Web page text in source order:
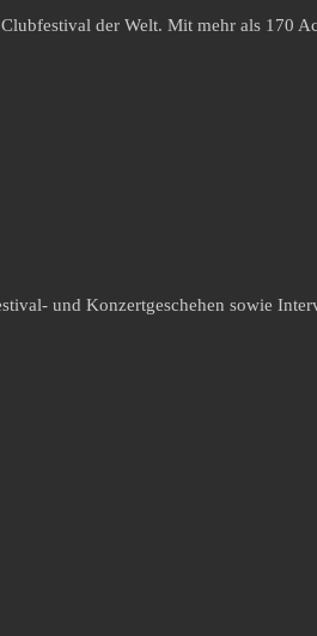
der Welt. Mit mehr als 170
und Konzertgeschehen sowie